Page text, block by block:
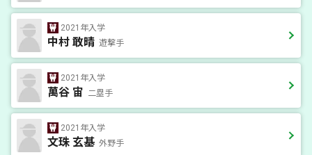
2021年入学
中村 敢晴 遊撃手
2021年入学
萬谷 宙 二塁手
2021年入学
文珠 玄基 外野手